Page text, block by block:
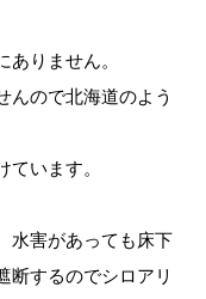
りません。
んので北海道のよう
います。
水害があっても床下
断するのでシロアリ